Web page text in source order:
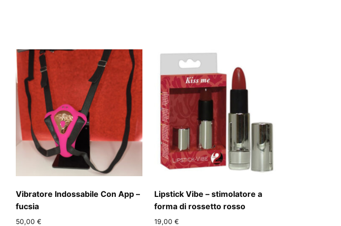
Vibratore Indossabile Con App –
fucsia
50,00 €
Lipstick Vibe – stimolatore a
forma di rossetto rosso
19,00 €